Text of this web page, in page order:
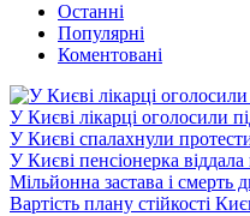
Останні
Популярні
Коментовані
У Києві лікарці оголосили
У Києві спалахнули
У Києві пенсіонерка
Мільйонна застава і смерть
Вартість плану стійкості